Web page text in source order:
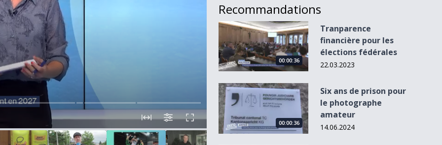
00:02:31
Recommandations
Tranparence financière pour les élections fédérales
00:00:36
Tranparence
financière pour les
élections fédérales
22.03.2023
Six ans de prison pour le photographe amateur
00:00:36
Six ans de prison pour
le photographe
amateur
14.06.2024